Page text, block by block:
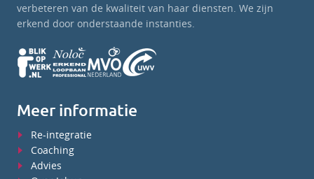
verbeteren van de kwaliteit van haar diensten. We zijn
erkend door onderstaande instanties.
Meer informatie
Re-integratie
Coaching
Advies